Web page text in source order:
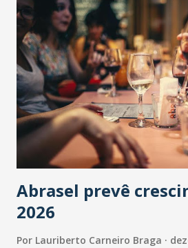
Abrasel prevê
2026
Por Lauriberto Carneiro Braga